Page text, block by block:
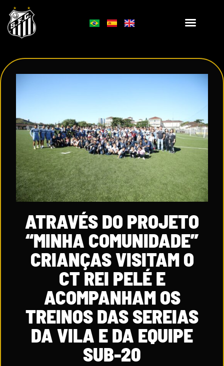
ATRAVÉS DO PROJETO
“MINHA COMUNIDADE”
CRIANÇAS VISITAM O
CT REI PELÉ E
ACOMPANHAM OS
TREINOS DAS SEREIAS
DA VILA E DA EQUIPE
SUB-20